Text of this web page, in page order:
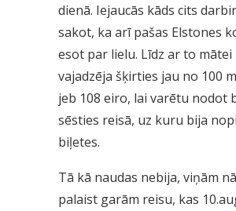
dienā. Iejaucās kāds cits
sakot, ka arī pašas Elstones
esot par lielu. Līdz ar to mātei
vajadzēja šķirties jau no 100
jeb 108 eiro, lai varētu nodot
sēsties reisā, uz kuru bija
biļetes.
Tā kā naudas nebija, viņām
palaist garām reisu, kas